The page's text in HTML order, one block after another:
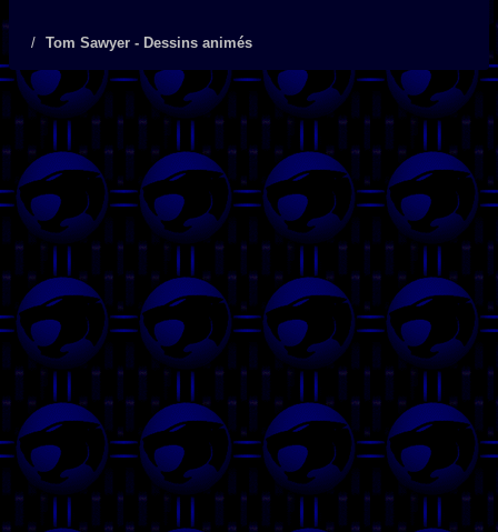
Tom Sawyer - Dessins animés